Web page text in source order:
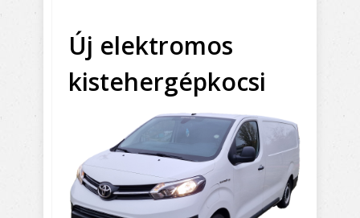
Új elektromos
kistehergépkocsi